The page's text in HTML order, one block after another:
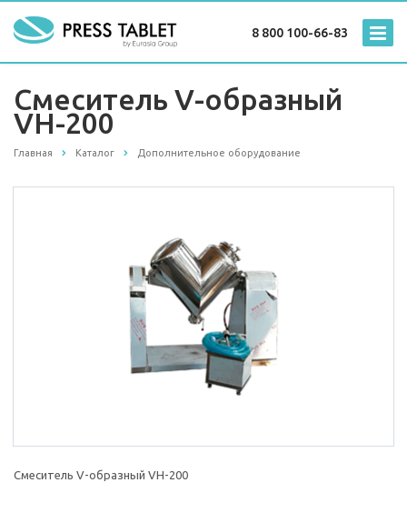
8 800 100-66-83
Смеситель V-образный
VH-200
Главная Каталог Дополнительное оборудование
Смеситель V-образный VH-200